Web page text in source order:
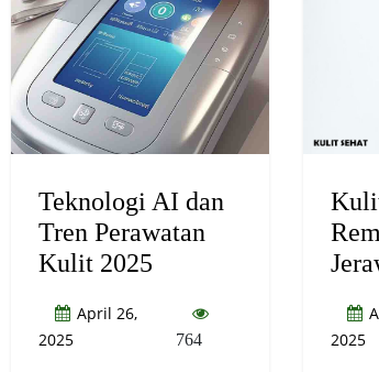
Teknologi AI dan
Tren Perawatan
Kulit 2025
April 26,
2025
764
2025